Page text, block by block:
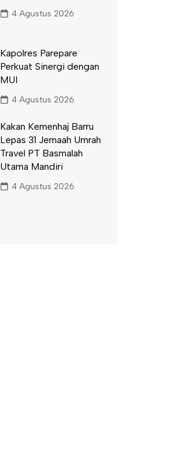
4 Agustus 2026
Kapolres Parepare
Perkuat Sinergi dengan
MUI
4 Agustus 2026
Kakan Kemenhaj Barru
Lepas 31 Jemaah Umrah
Travel PT Basmalah
Utama Mandiri
4 Agustus 2026